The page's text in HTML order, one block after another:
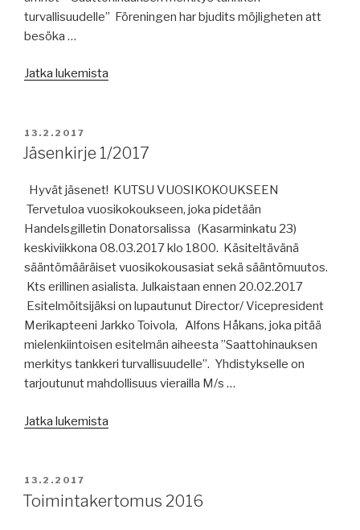
turvallisuudelle” Föreningen har bjudits möjligheten att
besöka …
Jatka lukemista
JULKAISTU
13.2.2017
Jäsenkirje 1/2017
Hyvät jäsenet! KUTSU VUOSIKOKOUKSEEN
Tervetuloa vuosikokoukseen, joka pidetään
Handelsgilletin Donatorsalissa (Kasarminkatu 23)
keskiviikkona 08.03.2017 klo 1800. Käsiteltävänä
sääntömääräiset vuosikokousasiat sekä sääntömuutos.
Kts erillinen asialista. Julkaistaan ennen 20.02.2017
Esitelmöitsijäksi on lupautunut Director/ Vicepresident
Merikapteeni Jarkko Toivola, Alfons Håkans, joka pitää
mielenkiintoisen esitelmän aiheesta ”Saattohinauksen
merkitys tankkeri turvallisuudelle”. Yhdistykselle on
tarjoutunut mahdollisuus vierailla M/s …
Jatka lukemista
JULKAISTU
13.2.2017
Toimintakertomus 2016